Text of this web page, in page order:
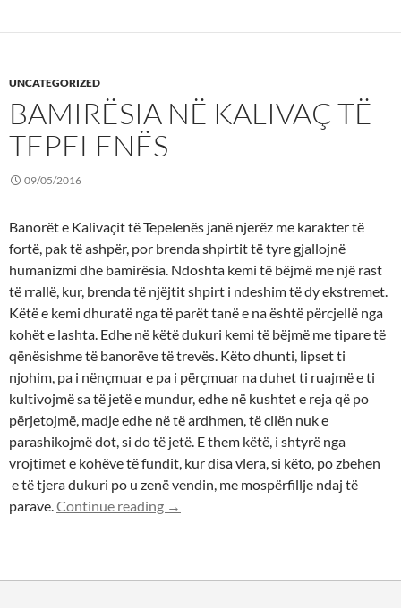
UNCATEGORIZED
BAMIRËSIA NË KALIVAÇ TË
TEPELENËS
09/05/2016
Banorët e Kalivaçit të Tepelenës janë njerëz me karakter të
fortë, pak të ashpër, por brenda shpirtit të tyre gjallojnë
humanizmi dhe bamirësia. Ndoshta kemi të bëjmë me një rast
të rrallë, kur, brenda të njëjtit shpirt i ndeshim të dy ekstremet.
Këtë e kemi dhuratë nga të parët tanë e na është përcjellë nga
kohët e lashta. Edhe në këtë dukuri kemi të bëjmë me tipare të
qënësishme të banorëve të trevës. Këto dhunti, lipset ti
njohim, pa i nënçmuar e pa i përçmuar na duhet ti ruajmë e ti
kultivojmë sa të jetë e mundur, edhe në kushtet e reja që po
përjetojmë, madje edhe në të ardhmen, të cilën nuk e
parashikojmë dot, si do të jetë. E them këtë, i shtyrë nga
vrojtimet e kohëve të fundit, kur disa vlera, si këto, po zbehen
e të tjera dukuri po u zenë vendin, me mospërfillje ndaj të
parave.Continue reading Bamirësia në Kalivaç të Tepelenës
→